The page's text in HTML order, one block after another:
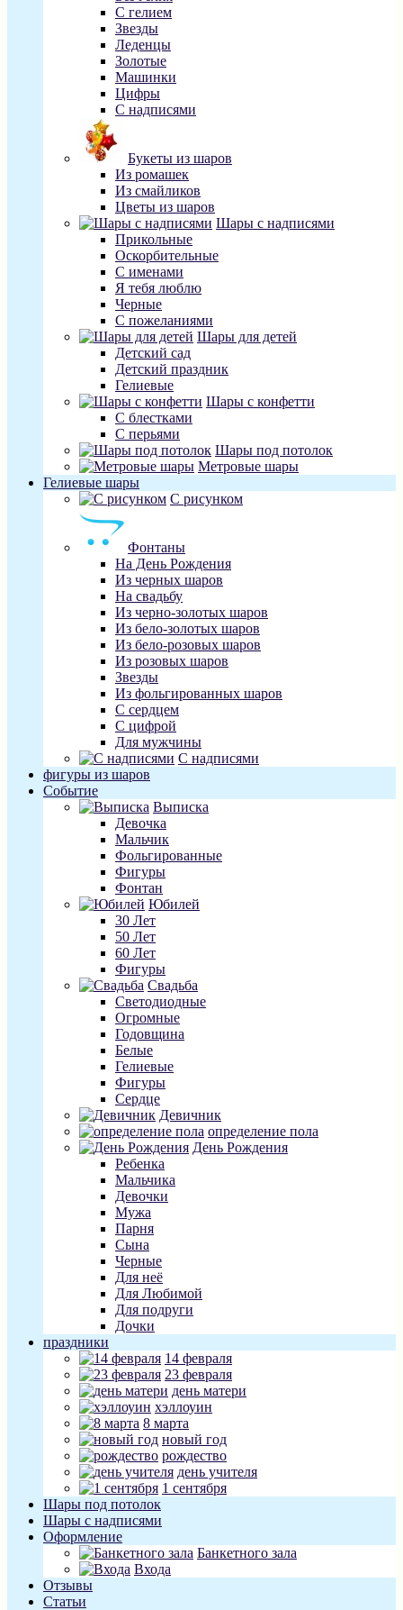
С гелием
Звезды
Леденцы
Золотые
Машинки
Цифры
С надписями
Букеты из шаров
Из ромашек
Из смайликов
Цветы из шаров
Шары с надписями
Прикольные
Оскорбительные
С именами
Я тебя люблю
Черные
С пожеланиями
Шары для детей
Детский сад
Детский праздник
Гелиевые
Шары с конфетти
С блестками
С перьями
Шары под потолок
Метровые шары
Гелиевые шары
С рисунком
Фонтаны
На День Рождения
Из черных шаров
На свадьбу
Из черно-золотых шаров
Из бело-золотых шаров
Из бело-розовых шаров
Из розовых шаров
Звезды
Из фольгированных шаров
С сердцем
С цифрой
Для мужчины
С надписями
фигуры из шаров
Событие
Выписка
Девочка
Мальчик
Фольгированные
Фигуры
Фонтан
Юбилей
30 Лет
50 Лет
60 Лет
Фигуры
Свадьба
Светодиодные
Огромные
Годовщина
Белые
Гелиевые
Фигуры
Сердце
Девичник
определение пола
День Рождения
Ребенка
Мальчика
Девочки
Мужа
Парня
Сына
Черные
Для неё
Для Любимой
Для подруги
Дочки
праздники
14 февраля
23 февраля
день матери
хэллоуин
8 марта
новый год
рождество
день учителя
1 сентября
Шары под потолок
Шары с надписями
Оформление
Банкетного зала
Входа
Отзывы
Статьи